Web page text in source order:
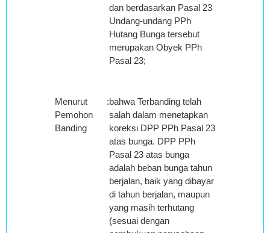
dan berdasarkan Pasal 23
Undang-undang PPh
Hutang Bunga tersebut
merupakan Obyek PPh
Pasal 23;
Menurut
Pemohon
Banding
:bahwa Terbanding telah
salah dalam menetapkan
koreksi DPP PPh Pasal 23
atas bunga. DPP PPh
Pasal 23 atas bunga
adalah beban bunga tahun
berjalan, baik yang dibayar
di tahun berjalan, maupun
yang masih terhutang
(sesuai dengan